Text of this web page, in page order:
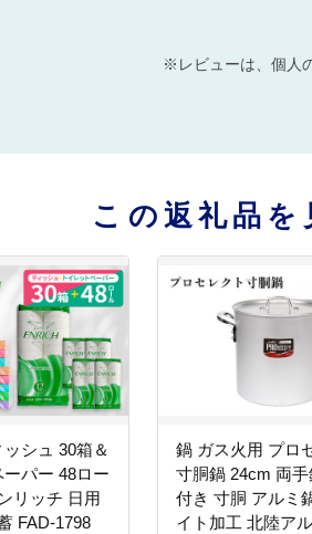
※レビューは、個人
この返礼品
シュ 30箱＆
ーパー 48ロー
リッチ 日用
FAD-1798
鍋 ガス火用 プロ
寸胴鍋 24cm 両
付き 寸胴 アルミ
イト加工 北陸ア